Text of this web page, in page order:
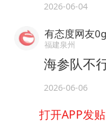
2026-06-04
有态度网友
福建泉州
海参队不
2026-06-06
打开APP发贴